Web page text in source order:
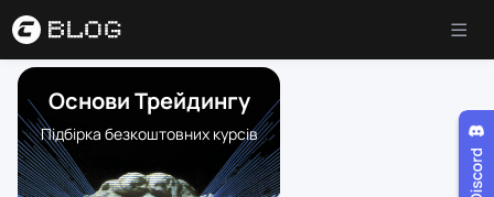
Основи Трейдингу
Підбірка безкоштовних курсів